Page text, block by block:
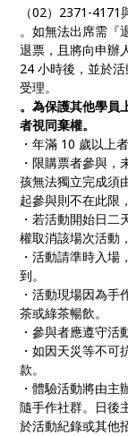
（02）2371-4171
。如無法出席需『
退票，且將向申辦
24 小時後，並於
受理。
。為保護其他學員
者視同棄權。
・年滿 10 歲以上
・限購票者參與
孩無法獨立完成須
起參與則不在此限
・若活動開始日
權取消該場次活動
・活動請準時入
到。
・活動現場因為
茶或綠茶暢飲。
・參與者應遵守活
・如因天災等不
款。
・體驗活動將由
隨手作社群。日後
於活動紀錄或其他